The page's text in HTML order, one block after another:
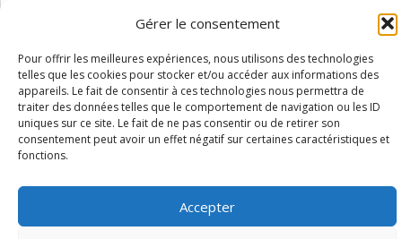
Gérer le consentement
Pour offrir les meilleures expériences, nous utilisons des technologies
telles que les cookies pour stocker et/ou accéder aux informations des
appareils. Le fait de consentir à ces technologies nous permettra de
traiter des données telles que le comportement de navigation ou les ID
uniques sur ce site. Le fait de ne pas consentir ou de retirer son
consentement peut avoir un effet négatif sur certaines caractéristiques et
fonctions.
Accepter
Étude d’évaluabilité des Structures
d’accompagnement à l’autocréation d’emploi (SAACE)
01 Juil 2026
Pénurie du personnel infirmier :quels indicateurs
d’offre de soins pour comprendre la situation en